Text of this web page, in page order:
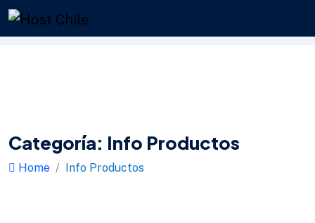
Categoría: Info Productos
Home Info Productos